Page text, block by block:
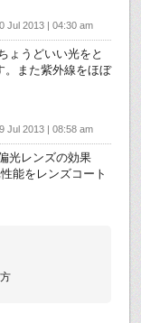
Jul 2013 | 04:30 am
ょうどいい光をと
。また紫外線をほぼ
9 Jul 2013 | 08:58 am
光レンズの効果
能をレンズコート